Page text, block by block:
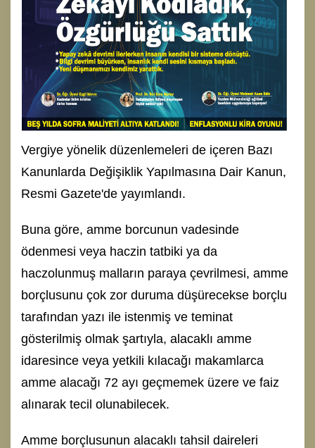
Vergiye yönelik düzenlemeleri de içeren Bazı
Kanunlarda Değişiklik Yapılmasına Dair Kanun,
Resmi Gazete'de yayımlandı.
Buna göre, amme borcunun vadesinde
ödenmesi veya haczin tatbiki ya da
haczolunmuş malların paraya çevrilmesi, amme
borçlusunu çok zor duruma düşürecekse borçlu
tarafından yazı ile istenmiş ve teminat
gösterilmiş olmak şartıyla, alacaklı amme
idaresince veya yetkili kılacağı makamlarca
amme alacağı 72 ayı geçmemek üzere ve faiz
alınarak tecil olunabilecek.
Amme borçlusunun alacaklı tahsil daireleri